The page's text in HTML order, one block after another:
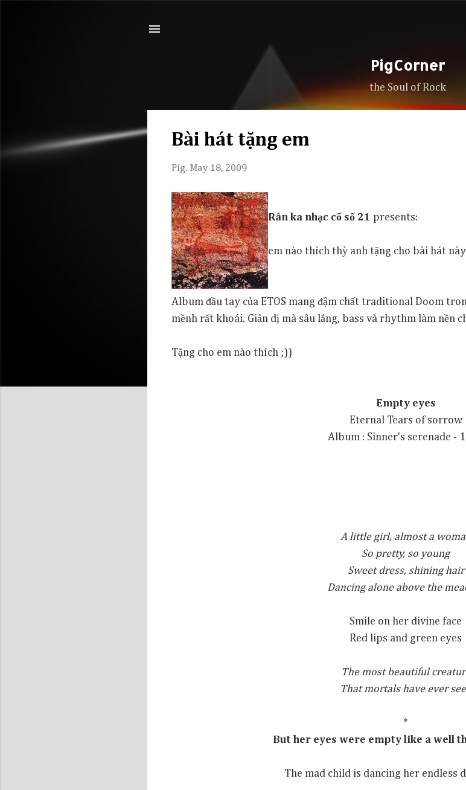
PigCorner
the Soul of Rock
Bài hát tặng em
Pig. May 18, 2009
Rân ka nhạc cổ số 21 presents:
em nào thích thỳ anh tặng cho bài hát
Album đầu tay của ETOS mang đậm chất traditional Doom
mềnh rất khoái. Giản dị mà sâu lắng, bass và rhythm làm nền
Tặng cho em nào thích ;))
Empty eyes
Eternal Tears of sorrow
Album : Sinner's serenade -
A little girl, almost a
So pretty, so young
Sweet dress, shining hair
Dancing alone above the
Smile on her divine face
Red lips and green eyes
The most beautiful
That mortals have ever
*
But her eyes were empty like a well
The mad child is dancing her endless